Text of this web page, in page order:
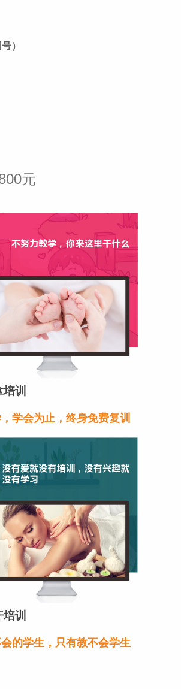
）
元
训
学会为止，终身免费复训
训
的学生，只有教不会学生